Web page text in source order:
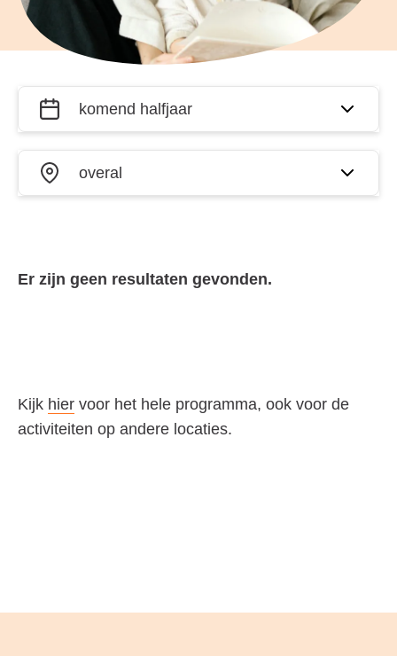
Filter
activiteiten
op datum
en plaats
Wanneer?
Waar?
Er zijn geen resultaten gevonden.
Kijk hier voor het hele programma, ook voor de
activiteiten op andere locaties.